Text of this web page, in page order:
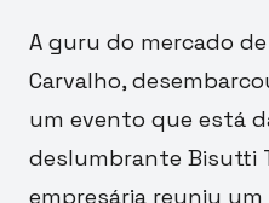
A guru do mercado
Carvalho,
um evento que está
deslumbrante Bisutti
empresária reuniu